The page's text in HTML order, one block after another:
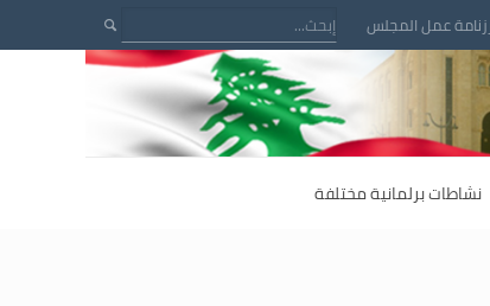
عمل المجلس
نشاطات برلمانية مختلفة